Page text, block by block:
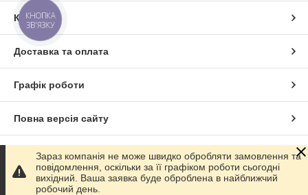
Контакти
Доставка та оплата
Графік роботи
Повна версія сайту
Сайт створено на маркетплейсіProm.ua
Політика конфіденційності
Зараз компанія не може швидко обробляти замовлення та
повідомлення, оскільки за її графіком роботи сьогодні
вихідний. Ваша заявка буде оброблена в найближчий
робочий день.
КНОПКА
ЗВ'ЯЗКУ